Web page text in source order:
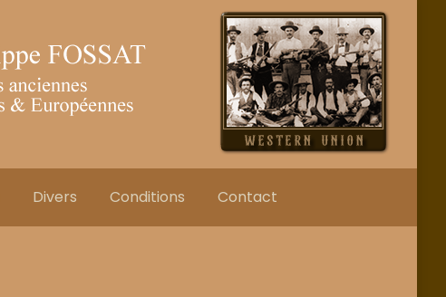
Divers Conditions Contact